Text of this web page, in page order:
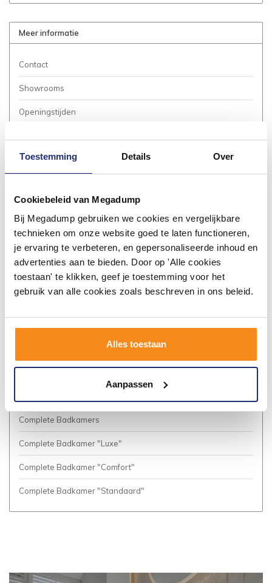
Toestemming Details Over
Cookiebeleid van Megadump
Bij Megadump gebruiken we cookies en vergelijkbare
technieken om onze website goed te laten functioneren,
je ervaring te verbeteren, en gepersonaliseerde inhoud en
advertenties aan te bieden. Door op 'Alle cookies
toestaan' te klikken, geef je toestemming voor het
gebruik van alle cookies zoals beschreven in ons beleid.
Alles toestaan
Aanpassen
Meer informatie
Contact
Showrooms
Openingstijden
Betalen
Annuleren / Retourneren
Garantie / Klachten
Service Aanvraag
Algemene voorwaarden
Complete Badkamers
Complete Badkamer "Luxe"
Complete Badkamer "Comfort"
Complete Badkamer "Standaard"